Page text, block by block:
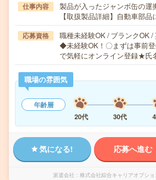
仕事内容
製品が入ったジャンボ缶の運
【取扱製品詳細】自動車部
応募資格
職種未経験OK / ブランクOK /
◆未経験OK！〇まずは事前
で気軽にオンライン登録★氏
職場の雰囲気
年齢層
20代
30代
気になる! 応募へ進む
派遣会社 株式会社綜合キャリアオプシ